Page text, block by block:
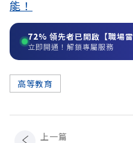
能！
72% 領先者已開啟【職場雷
立即開通！解鎖專屬服務
高等教育
上一篇